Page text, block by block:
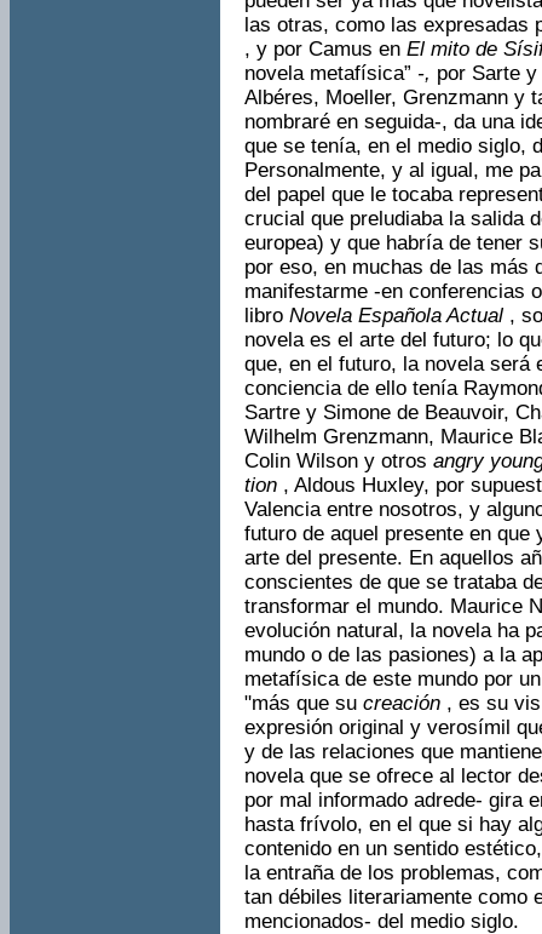
las otras, como las expresadas
, y por Camus en El mito de
novela metafísica” -, por Sarte
Albéres, Moeller, Grenzmann y
nombraré en seguida-, da una
que se tenía, en el medio siglo,
Personalmente, y al igual, me
del papel que le tocaba
crucial que preludiaba la salida
europea) y que habría de tener
por eso, en muchas de las más
manifestarme -en conferencias
libro Novela Española Actual ,
novela es el arte del futuro; lo
que, en el futuro, la novela será
conciencia de ello tenía
Sartre y Simone de Beauvoir,
Wilhelm Grenzmann, Maurice
Colin Wilson y otros angry
tion , Aldous Huxley, por
Valencia entre nosotros, y
futuro de aquel presente en que
arte del presente. En aquellos
cons­cientes de que se trataba
transformar el mundo. Maurice
evolución natural, la novela ha
mundo o de las pasiones) a la
metafísica de este mundo por
"más que su creación , es su
expresión original y verosímil
y de las relaciones que
novela que se ofrece al lector
por mal informado adrede- gira
hasta frívolo, en el que si hay
contenido en un sentido
la entraña de los problemas,
tan débiles literariamente como
mencionados- del medio siglo.